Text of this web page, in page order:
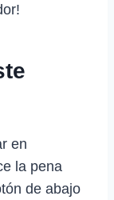
en
la pena
de abajo